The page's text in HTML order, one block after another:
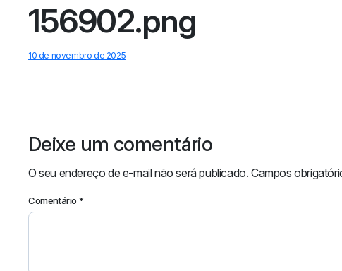
156902.png
10 de novembro de 2025
Deixe um comentário
O seu endereço de e-mail não será publicado. Campos
Comentário *